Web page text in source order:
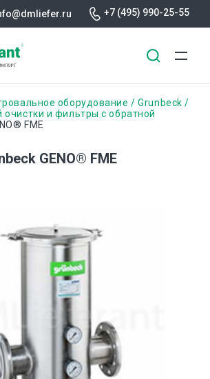
+7 (495) 990-25-55
оборудование
Grunbeck
и фильтры с обратной
FME
GENO® FME